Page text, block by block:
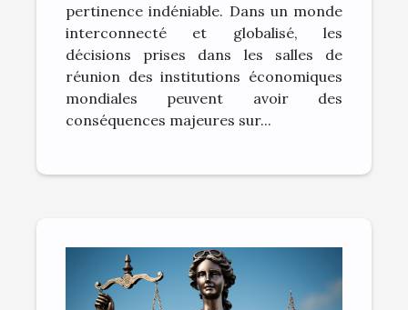
pertinence indéniable. Dans un monde
interconnecté et globalisé, les
décisions prises dans les salles de
réunion des institutions économiques
mondiales peuvent avoir des
conséquences majeures sur...